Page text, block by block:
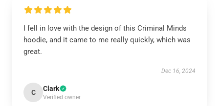
I fell in love with the design of this Criminal Minds
hoodie, and it came to me really quickly, which was
great.
Dec 16, 2024
C Clark
Verified owner